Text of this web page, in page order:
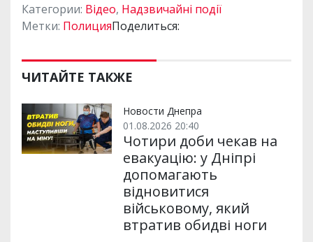
Категории: Відео, Надзвичайні події
Метки: ПолицияПоделиться:
ЧИТАЙТЕ ТАКЖЕ
Новости Днепра
01.08.2026 20:40
Чотири доби чекав на
евакуацію: у Дніпрі
допомагають
відновитися
військовому, який
втратив обидві ноги